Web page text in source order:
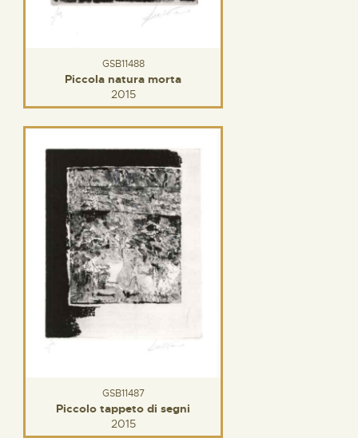
GSB11488
Piccola natura morta
2015
GSB11487
Piccolo tappeto di segni
2015